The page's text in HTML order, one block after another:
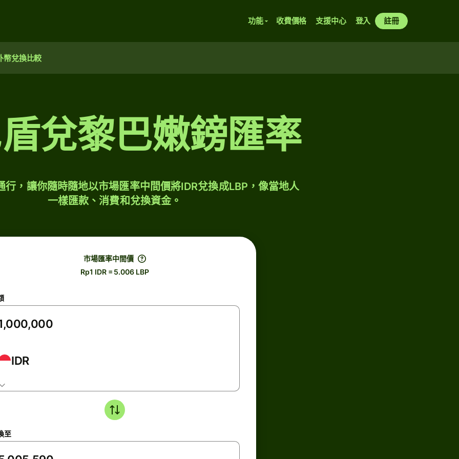
功能 收費價格 支援中心 登入 註冊
幣兌換比較
兌黎巴嫩鎊匯率
行，讓你隨時隨地以市場匯率中間價將IDR兌換成LBP，像當地人
一樣匯款、消費和兌換資金。
市場匯率中間價
Rp1 IDR = 5.006 LBP
IDR
至